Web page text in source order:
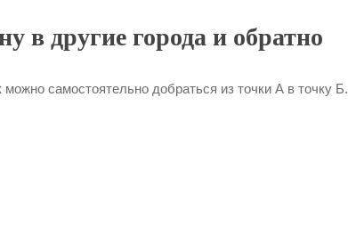
в другие города и обратно
самостоятельно добраться из точки А в точку Б.